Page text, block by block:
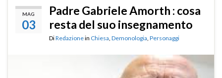
MAG
03
Padre Gabriele Amorth : cosa
resta del suo insegnamento
DiRedazionein Chiesa Demonologia Personaggi